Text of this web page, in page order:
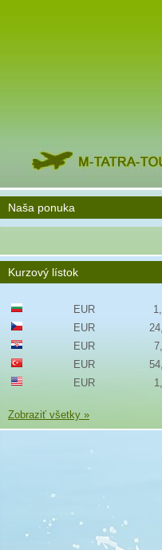
Naša ponuka
Kurzový lístok
EUR
EUR
EUR
EUR
EUR
Zobraziť všetky »